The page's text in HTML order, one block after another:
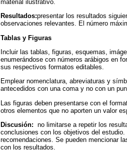
material ilustrativo.
Resultados:presentar los resultados
observaciones relevantes. El número
Tablas y Figuras
Incluir las tablas, figuras, esquemas,
enumerándose con números arábigos en
sus respectivos formatos editables.
Emplear nomenclatura, abreviaturas y
antecedidos con una coma y no con un
Las figuras deben presentarse con el
otros elementos que no aporten un valor
Discusión: no limitarse a repetir los
conclusiones con los objetivos del
recomendaciones. Se pueden mencionar
con los resultados.